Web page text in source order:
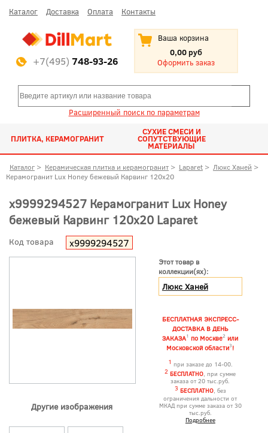
Каталог Доставка Оплата Контакты
+7(495) 748-93-26
Ваша корзина
0,00 руб
Оформить заказ
Расширенный поиск по параметрам
ПЛИТКА, КЕРАМОГРАНИТ
СУХИЕ СМЕСИ И
СОПУТСТВУЮЩИЕ
МАТЕРИАЛЫ
Каталог > Керамическая плитка и керамогранит > Laparet > Люкс Ханей >
Керамогранит Lux Honey бежевый Карвинг 120x20
х9999294527 Керамогранит Lux Honey
бежевый Карвинг 120x20 Laparet
Код товара х9999294527
Другие изображения
Этот товар в
коллекции(ях):
Люкс Ханей
БЕСПЛАТНАЯ ЭКСПРЕСС-
ДОСТАВКА В ДЕНЬ
ЗАКАЗА1 по Москве2 или
Московской области3!
1 при заказе до 14-00.
2 БЕСПЛАТНО, при сумме
заказа от 20 тыс.руб.
3 БЕСПЛАТНО, без
ограничения дальности от
МКАД при сумме заказа от 30
тыс.руб.
Подробнее